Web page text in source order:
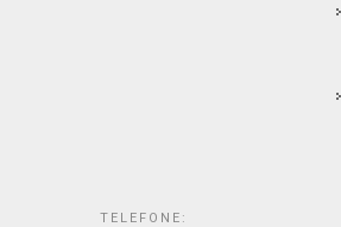
TELEFONE: